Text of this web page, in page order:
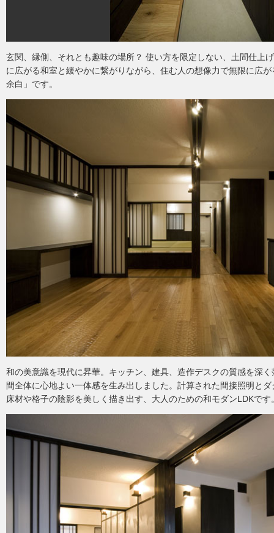
玄関、縁側、それとも趣味の場所？ 使い方を限定しない、土間仕上
に広がる和室と緩やかに繋がりながら、住む人の想像力で無限に広
余白」です。
和の美意識を現代に昇華。キッチン、建具、造作デスクの質感を深
間全体に心地よい一体感を生み出しました。計算された間接照明と
床材や格子の陰影を美しく描き出す、大人のための和モダンLDKです